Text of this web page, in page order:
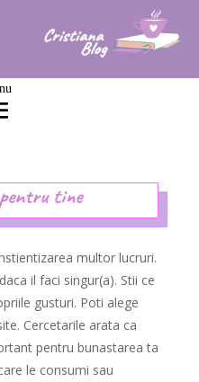
tine
multor lucruri.
il faci singur(a). Stii ce
gusturi. Poti alege
Cercetarile arata ca
pentru bunastarea ta
le consumi sau